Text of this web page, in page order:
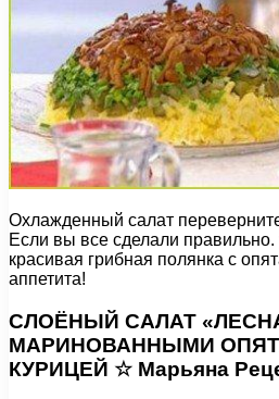
Охлажденный салат
Если вы все сделали правильно.
красивая грибная полянка с
аппетита!
СЛОЁНЫЙ САЛАТ
МАРИНОВАННЫМИ
КУРИЦЕЙ ☆ Марьяна